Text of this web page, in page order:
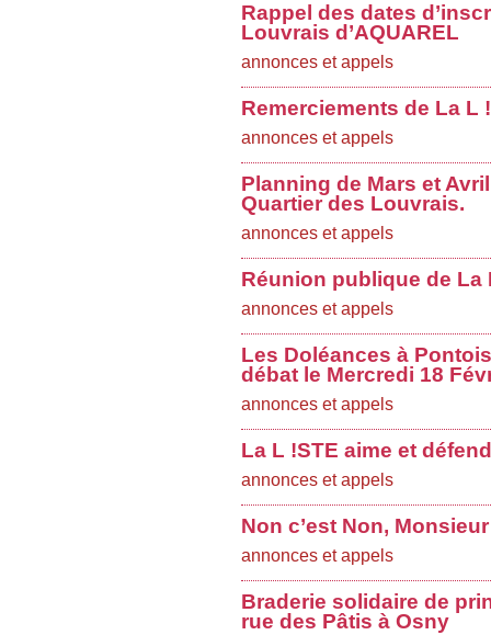
Rappel des dates
Louvrais d’AQUAREL
annonces et appels
Remerciements de La L
annonces et appels
Planning de Mars et
Quartier des Louvrais.
annonces et appels
Réunion publique de La
annonces et appels
Les Doléances à
débat le Mercredi 18
annonces et appels
La L !STE aime et
annonces et appels
Non c’est Non,
annonces et appels
Braderie solidaire de
rue des Pâtis à Osny